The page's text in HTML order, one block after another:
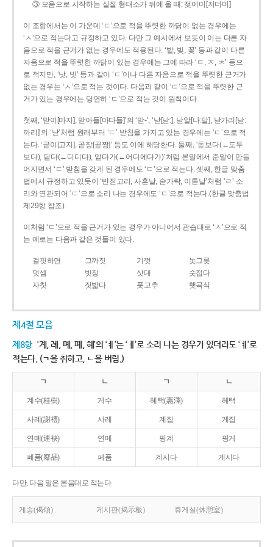
③ 모음으로 시작하는 실질 형태소가 뒤에 올 때: 젖어미[저더미]
이 조항에서는 이 가운데 ‘ㄷ’으로 적을 뚜렷한 까닭이 없는 경우에는
‘ㅅ’으로 적는다고 규정하고 있다. 다만 그 예시에서 보듯이 이는 다른 자
음으로 적을 근거가 없는 경우에도 적용된다. ‘밭, 빚, 꽃’ 등과 같이 다른
자음으로 적을 뚜렷한 까닭이 있는 경우에는 그에 따라 ‘ㅌ, ㅈ, ㅊ’ 등으
로 적지만, ‘낫, 빗’ 등과 같이 ‘ㄷ’이나 다른 자음으로 적을 뚜렷한 근거가
없는 경우는 ‘ㅅ’으로 적는 것이다. 다음과 같이 ‘ㄷ’으로 적을 뚜렷한 근
거가 있는 경우에는 당연히 ‘ㄷ’으로 적는 것이 원칙이다.
첫째, ‘맏이[마지], 맏아들[마다들]’의 ‘맏-’, ‘낟[낟ː], 낟알[나ː달], 낟가리[낟ː
까리]’의 ‘낟’처럼 원래부터 ‘ㄷ’ 받침을 가지고 있는 경우에는 ‘ㄷ’으로 적
는다. ‘곧이[고지], 곧장[곧짱]’ 등도 이에 해당한다. 둘째, ‘돋보다(←도두
보다), 딛다(←디디다), 얻다가(←어디에다가)’처럼 본말에서 준말이 만들
어지면서 ‘ㄷ’ 받침을 갖게 된 경우에도 ‘ㄷ’으로 적는다. 셋째, 한글 맞춤
법에서 규정하고 있듯이 ‘반짇고리, 사흗날, 숟가락, 이튿날’처럼 ‘ㄹ’ 소
리와 연관되어 ‘ㄷ’으로 소리 나는 경우에도 ‘ㄷ’으로 적는다.(한글 맞춤법
제29항 참조)
이처럼 ‘ㄷ’으로 적을 근거가 있는 경우가 아니어서 관습대로 ‘ㅅ’으로 적
는 예로는 다음과 같은 것들이 있다.
걸핏하면 그까짓 기껏
놋그릇
덧셈
빗장 삿대
숫접다
자칫
짓밟다 풋고추 햇곡식
제4절 모음
제8항 ‘계, 례, 몌, 폐, 혜’의 ‘ㅖ’는 ‘ㅔ’로 소리 나는 경우가 있더라도 ‘ㅖ’로
적는다. (ㄱ을 취하고, ㄴ을 버림.)
ㄱ ㄴ ㄱ ㄴ
계수(桂樹) 게수 혜택(惠澤) 헤택
사례(謝禮) 사레 계집 게집
연몌(連袂) 연메 핑계 핑게
폐품(廢品) 페품 계시다 게시다
다만, 다음 말은 본음대로 적는다.
게송(偈頌) 게시판(揭示板) 휴게실(休憩室)